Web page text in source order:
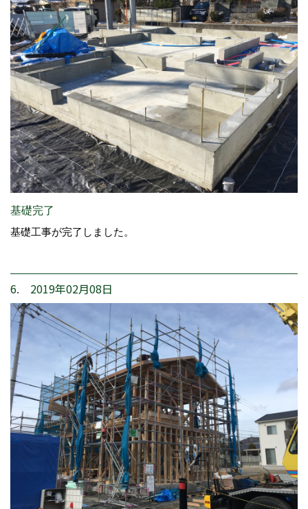
基礎完了
基礎工事が完了しました。
6. 2019年02月08日